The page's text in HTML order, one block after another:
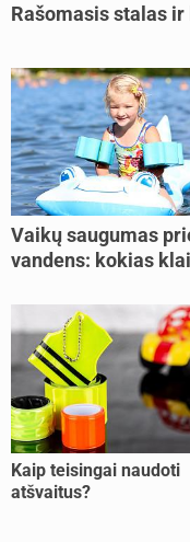
Rašomasis stalas
Vaikų saugumas
vandens: kokias
Kaip teisingai naudoti
atšvaitus?